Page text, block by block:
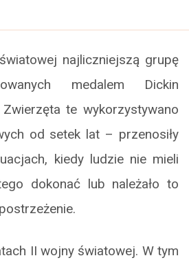
najliczniejszą grupę
medalem Dickin
Zwierzęta te wykorzystywano
od setek lat – przenosiły
kiedy ludzie nie mieli
dokonać lub należało to
II wojny światowej. W tym